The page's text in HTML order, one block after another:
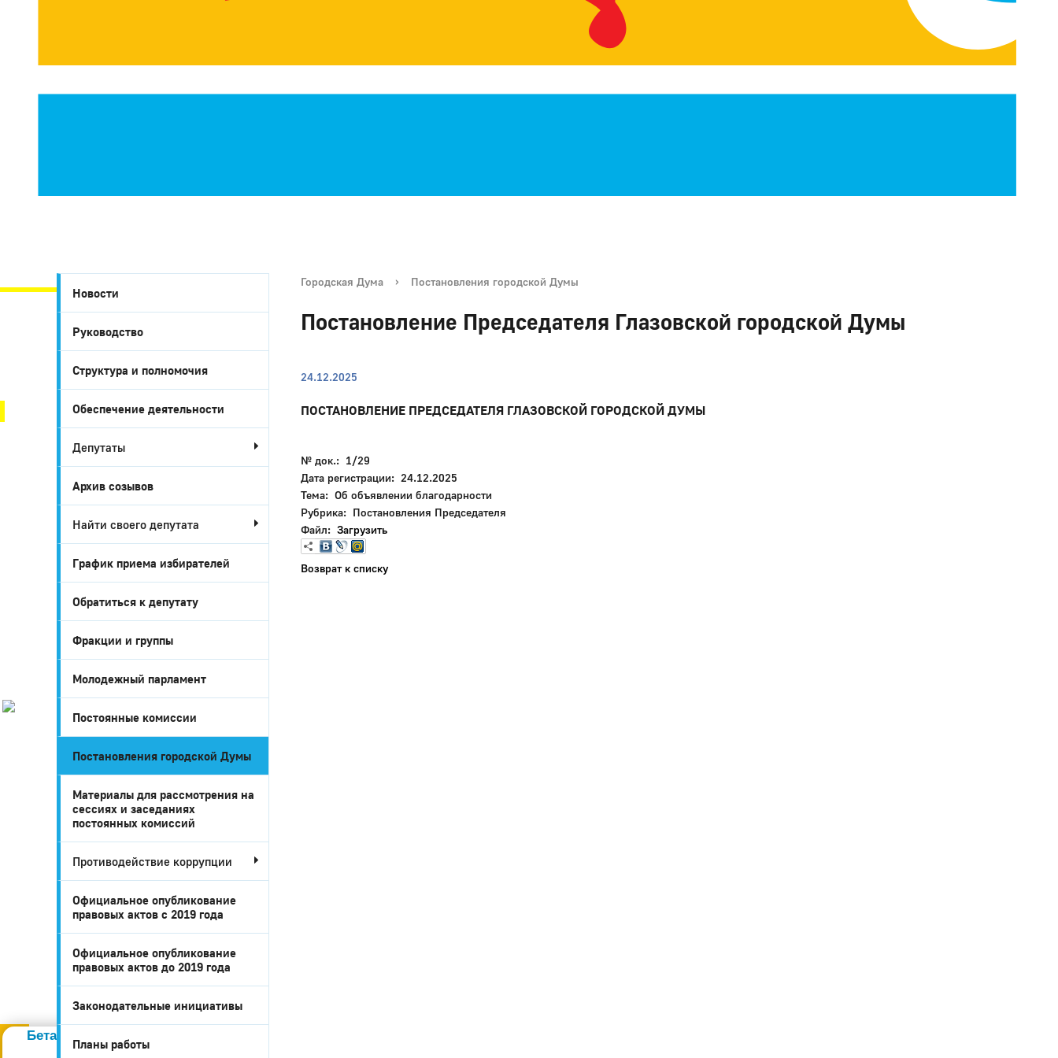
Глазов
муниципального
Настоящее
Стратегия
Жителям
Бизнесу
КСО
Дума
+7 (34141) 21-300
Администрация
Бета-тестирование портала
Город Глазов
Новости
Руководство
Структура и полномочия
Обеспечение деятельности
Депутаты
Архив созывов
Найти своего депутата
График приема избирателей
Обратиться к депутату
Фракции и группы
Молодежный парламент
Постоянные комиссии
Постановления городской Думы
Материалы для рассмотрения на
сессиях и заседаниях
постоянных комиссий
Противодействие коррупции
Официальное опубликование
правовых актов c 2019 года
Официальное опубликование
правовых актов до 2019 года
Законодательные инициативы
Планы работы
Городская Дума › Постановления городской Думы
Постановление Председателя Глазовской городской Думы
24.12.2025
ПОСТАНОВЛЕНИЕ ПРЕДСЕДАТЕЛЯ ГЛАЗОВСКОЙ ГОРОДСКОЙ ДУМЫ
№ док.: 1/29
Дата регистрации: 24.12.2025
Тема: Об объявлении благодарности
Рубрика: Постановления Председателя
Файл: Загрузить
Возврат к списку